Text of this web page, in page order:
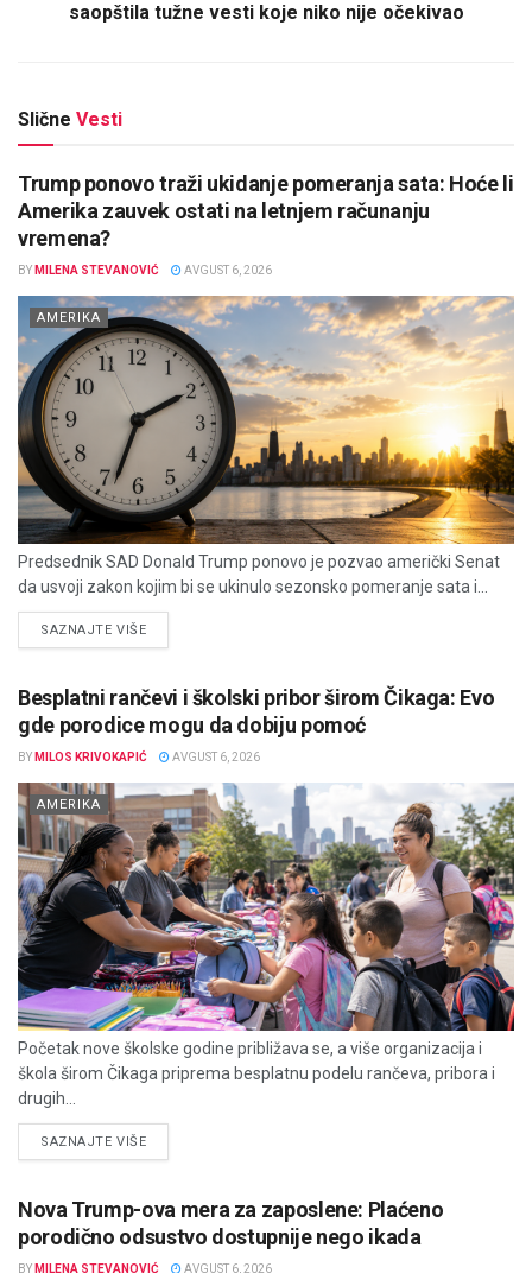
saopštila tužne vesti koje niko nije očekivao
Slične Vesti
Trump ponovo traži ukidanje pomeranja sata: Hoće li
Amerika zauvek ostati na letnjem računanju
vremena?
BY MILENA STEVANOVIĆ AVGUST 6, 2026
AMERIKA
Predsednik SAD Donald Trump ponovo je pozvao američki Senat
da usvoji zakon kojim bi se ukinulo sezonsko pomeranje sata i...
SAZNAJTE VIŠEDETAILS
Besplatni rančevi i školski pribor širom Čikaga: Evo
gde porodice mogu da dobiju pomoć
BY MILOS KRIVOKAPIĆ AVGUST 6, 2026
AMERIKA
Početak nove školske godine približava se, a više organizacija i
škola širom Čikaga priprema besplatnu podelu rančeva, pribora i
drugih...
SAZNAJTE VIŠEDETAILS
Nova Trump-ova mera za zaposlene: Plaćeno
porodično odsustvo dostupnije nego ikada
BY MILENA STEVANOVIĆ AVGUST 6, 2026